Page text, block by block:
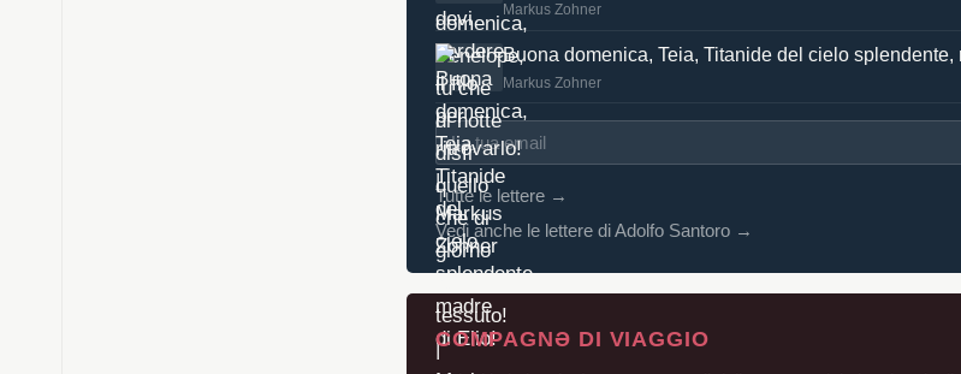
Markus Zohner
Buona domenica, Teia, Titanide del cielo splendente,
Markus Zohner
Tutte le lettere →
Vedi anche le lettere di Adolfo Santoro →
COMPAGNƏ DI VIAGGIO